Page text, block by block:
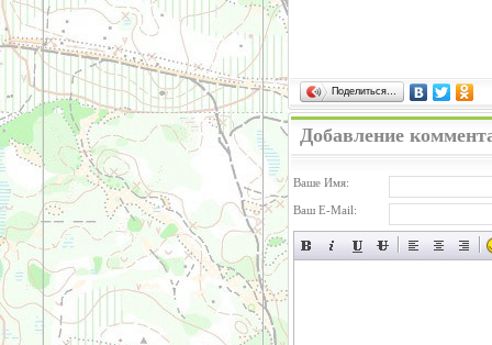
Поделиться…
Добавление
Ваше Имя:
Ваш E-Mail: